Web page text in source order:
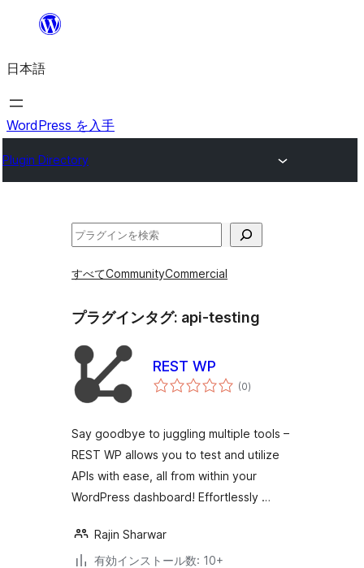
を
ス
キ
プ
日本語
WordPress を入手
Plugin Directory
検
すべてCommunityCommercial
プラグインタグ: api-testing
REST WP
(0個
の)
Say goodbye to juggling multiple tools –
REST WP allows you to test and utilize
APIs with ease, all from within your
WordPress dashboard! Effortlessly …
Rajin Sharwar
有効インストール数: 10+